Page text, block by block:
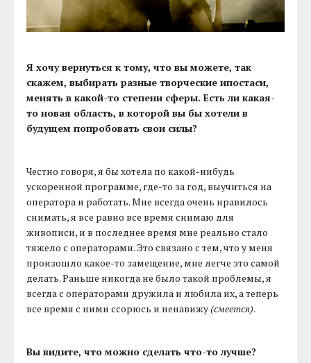
Я хочу вернуться к тому, что вы можете, так
скажем, выбирать разные творческие ипостаси,
менять в какой-то степени сферы. Есть ли какая-
то новая область, в которой вы бы хотели в
будущем попробовать свои силы?
Честно говоря, я бы хотела по какой-нибудь
ускоренной программе, где-то за год, выучиться на
оператора и работать. Мне всегда очень нравилось
снимать, я все равно все время снимаю для
живописи, и в последнее время мне реально стало
тяжело с операторами. Это связано с тем, что у меня
произошло какое-то замещение, мне легче это самой
делать. Раньше никогда не было такой проблемы, я
всегда с операторами дружила и любила их, а теперь
все время с ними ссорюсь и ненавижу(смеется).
Вы видите, что можно сделать что-то лучше?